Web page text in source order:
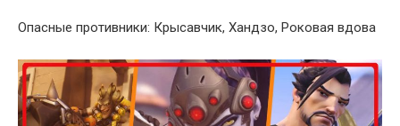
Опасные противники: Крысавчик, Хандзо, Роковая вдова